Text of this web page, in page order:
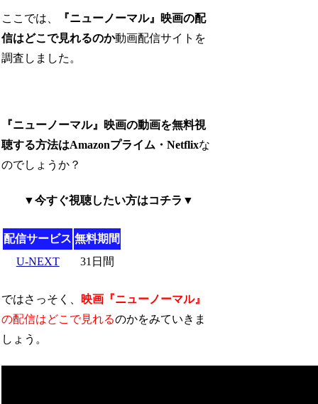
ここでは、
『ニューノーマル』映画の配
信はどこで見れるのか動画配信サイトを
調査しました。
『ニューノーマル』映画の動画を無料視
聴する方法はAmazonプライム・Netflixな
のでしょうか？
▼今すぐ視聴したい方はコチラ▼
配信サービス 無料期間
U-NEXT
31日間
ではさっそく、
映画『ニューノーマル』
の配信はどこで見れるのかをみていきま
しょう。